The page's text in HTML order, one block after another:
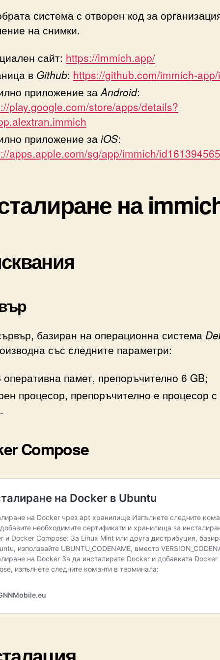
система с отворен код за
на снимки.
сайт: https://immich.app/
в Github: https://github.com/immich-
приложение заAndroid:
play.google.com/store/apps/details?
приложение за iOS:
apps.apple.com/sg/app/immich/
на
базиран на операционна система
със следните параметри:
оперативна памет, препоръчително 6 GB;
процесор, препоръчително е процесор с
Compose